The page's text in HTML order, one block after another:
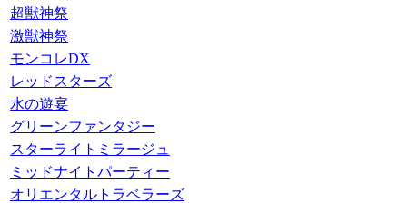
超獣神祭
激獣神祭
モンコレDX
レッドスターズ
水の遊宴
グリーンファンタジー
スターライトミラージュ
ミッドナイトパーティー
オリエンタルトラベラーズ